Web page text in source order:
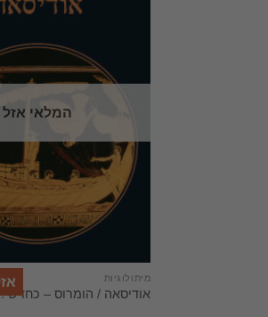
המלאי אזל
מיתולוגיות
אודיסאה / הומרוס – כחדש !